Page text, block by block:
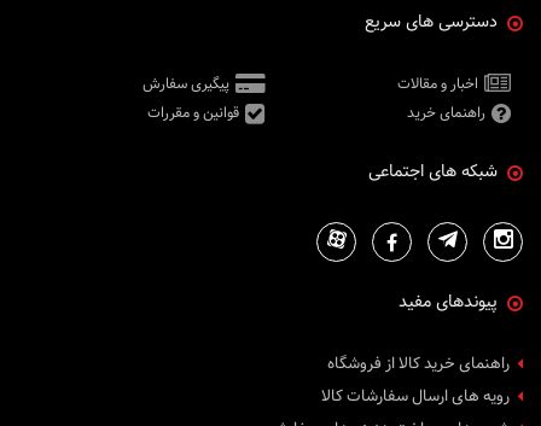
دسترسی های سریع
اخبار و مقالات
پیگیری سفارش
راهنمای خرید
قوانین و مقررات
شبکه های اجتماعی
پیوندهای مفید
راهنمای خرید کالا از فروشگاه
رویه های ارسال سفارشات کالا